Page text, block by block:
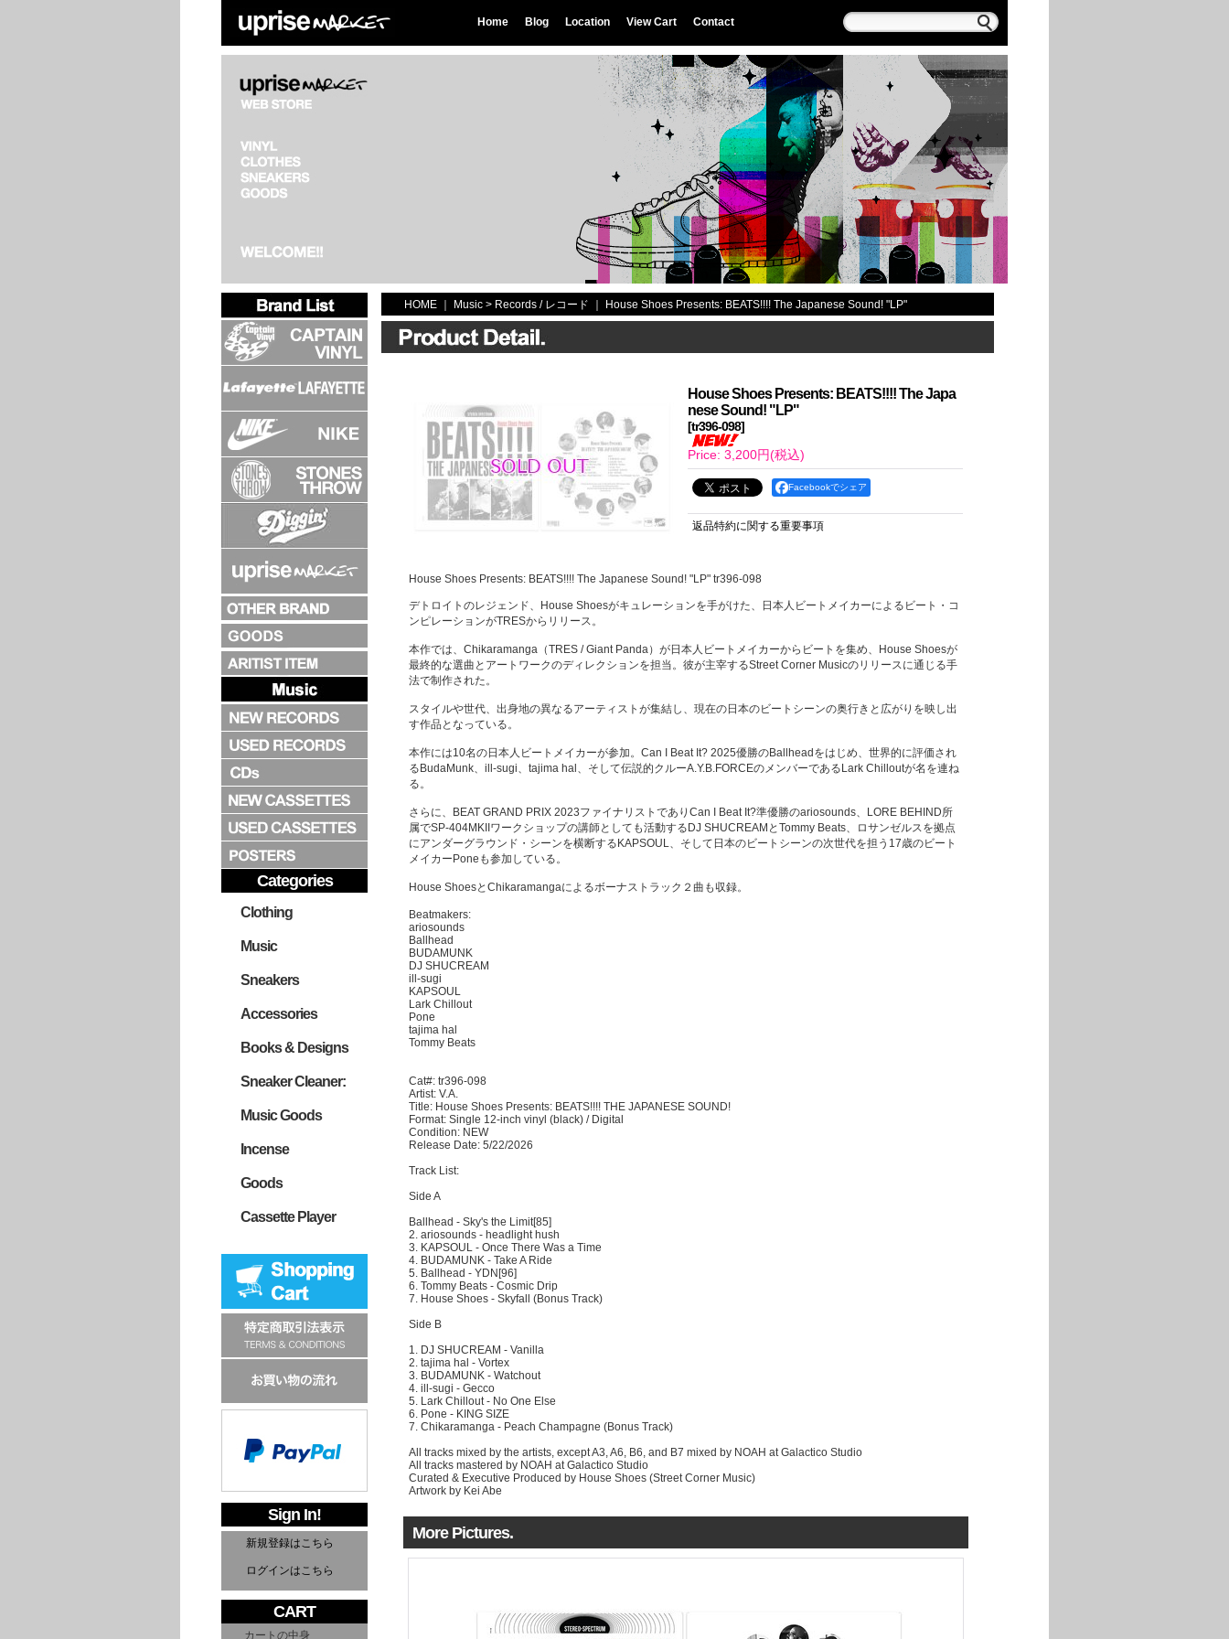
Home Blog Location View Cart Contact
Categories
Clothing
Music
Sneakers
Accessories
Books & Designs
Sneaker Cleaner:
Music Goods
Incense
Goods
Cassette Player
Sign In!
新規登録はこちら
ログインはこちら
CART
カートの中身
HOME ｜ Music > Records / レコード House Shoes Presents: BEATS!!!! The Japanese Sound! "LP"
House Shoes Presents: BEATS!!!! The Japa
nese Sound! "LP"
[tr396-098]
Price: 3,200円(税込)
Facebookでシェア
返品特約に関する重要事項
House Shoes Presents: BEATS!!!! The Japanese Sound! "LP" tr396-098
デトロイトのレジェンド、House Shoesがキュレーションを手がけた、日本人ビートメイカーによるビート・コ
ンピレーションがTRESからリリース。
本作では、Chikaramanga（TRES / Giant Panda）が日本人ビートメイカーからビートを集め、House Shoesが
最終的な選曲とアートワークのディレクションを担当。彼が主宰するStreet Corner Musicのリリースに通じる手
法で制作された。
スタイルや世代、出身地の異なるアーティストが集結し、現在の日本のビートシーンの奥行きと広がりを映し出
す作品となっている。
本作には10名の日本人ビートメイカーが参加。Can I Beat It? 2025優勝のBallheadをはじめ、世界的に評価され
るBudaMunk、ill-sugi、tajima hal、そして伝説的クルーA.Y.B.FORCEのメンバーであるLark Chilloutが名を連ね
る。
さらに、BEAT GRAND PRIX 2023ファイナリストでありCan I Beat It?準優勝のariosounds、LORE BEHIND所
属でSP-404MKIIワークショップの講師としても活動するDJ SHUCREAMとTommy Beats、ロサンゼルスを拠点
にアンダーグラウンド・シーンを横断するKAPSOUL、そして日本のビートシーンの次世代を担う17歳のビート
メイカーPoneも参加している。
House ShoesとChikaramangaによるボーナストラック２曲も収録。
Beatmakers:
ariosounds
Ballhead
BUDAMUNK
DJ SHUCREAM
ill-sugi
KAPSOUL
Lark Chillout
Pone
tajima hal
Tommy Beats
Cat#: tr396-098
Artist: V.A.
Title: House Shoes Presents: BEATS!!!! THE JAPANESE SOUND!
Format: Single 12-inch vinyl (black) / Digital
Condition: NEW
Release Date: 5/22/2026
Track List:
Side A
Ballhead - Sky's the Limit[85]
2. ariosounds - headlight hush
3. KAPSOUL - Once There Was a Time
4. BUDAMUNK - Take A Ride
5. Ballhead - YDN[96]
6. Tommy Beats - Cosmic Drip
7. House Shoes - Skyfall (Bonus Track)
Side B
1. DJ SHUCREAM - Vanilla
2. tajima hal - Vortex
3. BUDAMUNK - Watchout
4. ill-sugi - Gecco
5. Lark Chillout - No One Else
6. Pone - KING SIZE
7. Chikaramanga - Peach Champagne (Bonus Track)
All tracks mixed by the artists, except A3, A6, B6, and B7 mixed by NOAH at Galactico Studio
All tracks mastered by NOAH at Galactico Studio
Curated & Executive Produced by House Shoes (Street Corner Music)
Artwork by Kei Abe
More Pictures.